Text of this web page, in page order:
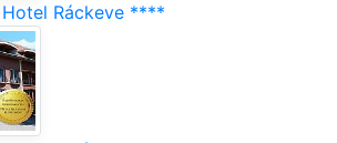
Ráckeve ****